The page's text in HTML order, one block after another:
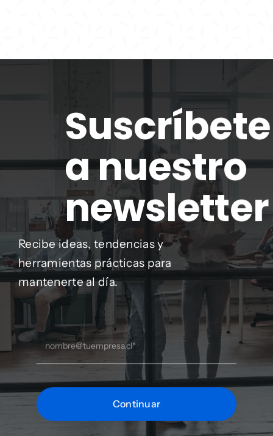
Suscríbete
a nuestro
newsletter
Recibe ideas, tendencias y
herramientas prácticas para
mantenerte al día.
Continuar